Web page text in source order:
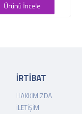
Ürünü İncele
İRTİBAT
HAKKIMIZDA
İLETIŞIM